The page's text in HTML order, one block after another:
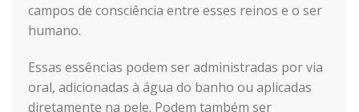
campos de consciência entre esses reinos e o ser
humano.
Essas essências podem ser administradas por via
oral, adicionadas à água do banho ou aplicadas
diretamente na pele. Podem também ser